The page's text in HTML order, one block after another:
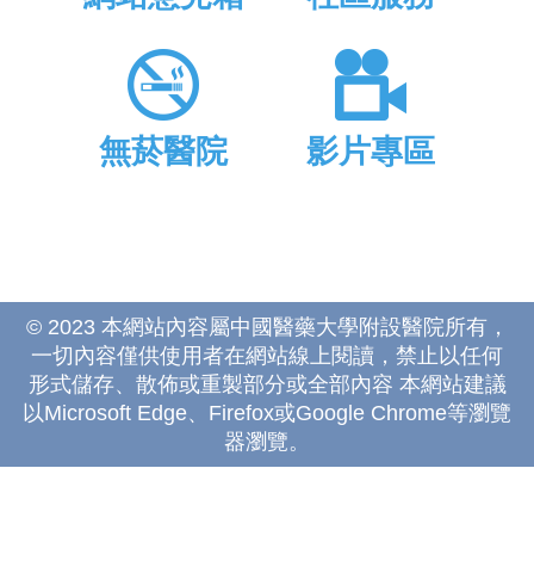
無菸醫院 影片專區
© 2023 本網站內容屬中國醫藥大學附設醫院所有，
一切內容僅供使用者在網站線上閱讀，禁止以任何
形式儲存、散佈或重製部分或全部內容 本網站建議
以Microsoft Edge、Firefox或Google Chrome等瀏覽
器瀏覽。